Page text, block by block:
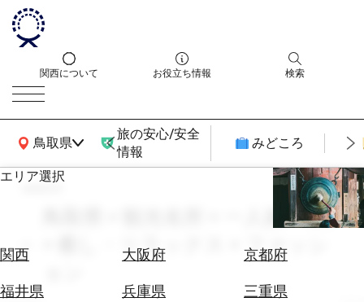
関西について お役立ち情報 検索
鳥取県
関西広域MAP
旅の安心/安全
情報
みどころ
エリア選択
関西 大阪府
京都府
福井県
兵庫県
三重県
エ
券
search
鳥取県 × 観光名所 × 一人旅 × 3月
× 癒し・リラックス × ファッシ